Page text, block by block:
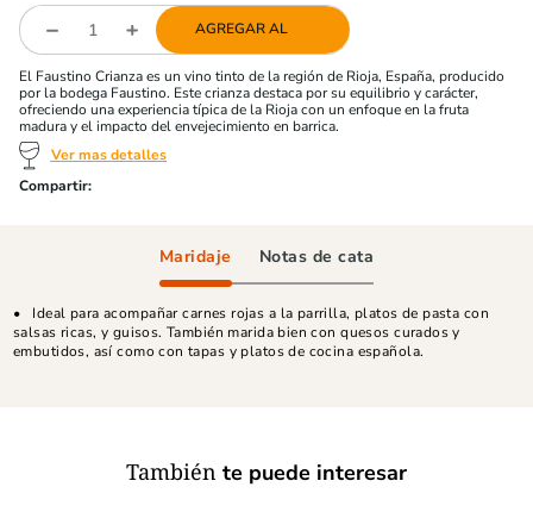
AGREGAR AL
El Faustino Crianza es un vino tinto de la región de Rioja, España, producido
por la bodega Faustino. Este crianza destaca por su equilibrio y carácter,
ofreciendo una experiencia típica de la Rioja con un enfoque en la fruta
madura y el impacto del envejecimiento en barrica.
Ver mas detalles
Maridaje Notas de cata
Ideal para acompañar carnes rojas a la parrilla, platos de pasta con
salsas ricas, y guisos. También marida bien con quesos curados y
embutidos, así como con tapas y platos de cocina española.
También te puede interesar